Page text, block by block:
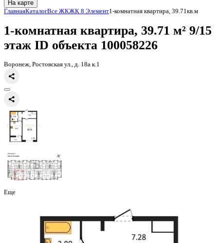
На карте
Главная КаталогВсе ЖКЖК 8 Элемент
1-комнатная квартира, 39.71
этаж
Воронеж, Ростовская ул., д. 18а к.1